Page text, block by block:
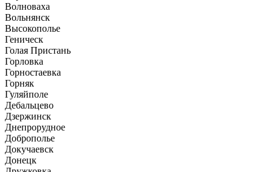
Волноваха
Вольнянск
Высокополье
Геническ
Голая Пристань
Горловка
Горностаевка
Горняк
Гуляйполе
Дебальцево
Дзержинск
Днепрорудное
Доброполье
Докучаевск
Донецк